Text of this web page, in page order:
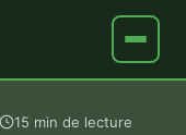
15 min de lecture